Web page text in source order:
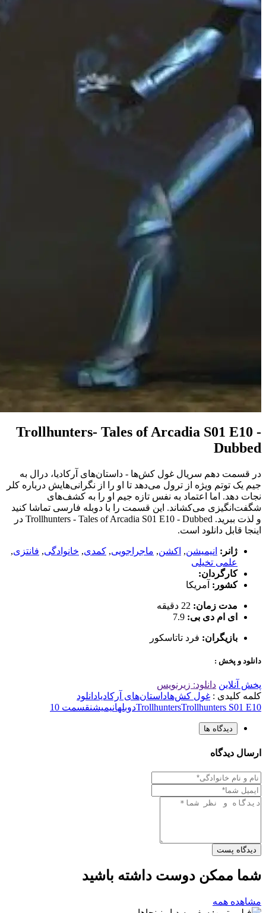
Trollhunters- Tales of Arcadia S01 E10 -
Dubbed
در قسمت دهم سریال غول کش‌ها - داستان‌های آرکادیا، درال به
جیم یک توتم ویژه از ترول می‌دهد تا او را از نگرانی‌هایش درباره کلر
نجات دهد. اما اعتماد به نفس تازه جیم او را به کشف‌های
شگفت‌انگیزی می‌کشاند. این قسمت را با دوبله فارسی تماشا کنید
و لذت ببرید. Trollhunters - Tales of Arcadia S01 E10 - Dubbed در
اینجا قابل دانلود است.
ژانر: انیمیشن, اکشن, ماجراجویی, کمدی, خانوادگی, فانتزی,
علمی تخیلی
کارگردان:
کشور: آمریکا
مدت زمان: 22 دقیقه
ای ام دی بی: 7.9
بازیگران: فرد تاتاسکور
دانلود و پخش :
پخش آنلاین دانلود: زیرنویس
کلمه کلیدی : غول کش‌هاداستان‌های آرکادیادانلود
TrollhuntersTrollhunters S01 E10 دوبلهانیمیشنقسمت 10
دیدگاه ها
ارسال دیدگاه
دیدگاه پست
شما ممکن دوست داشته باشید
مشاهده همه